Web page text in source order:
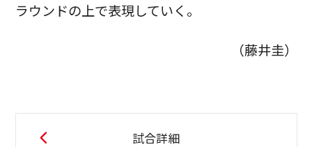
ラウンドの上で表現していく。
（藤井圭）
試合詳細